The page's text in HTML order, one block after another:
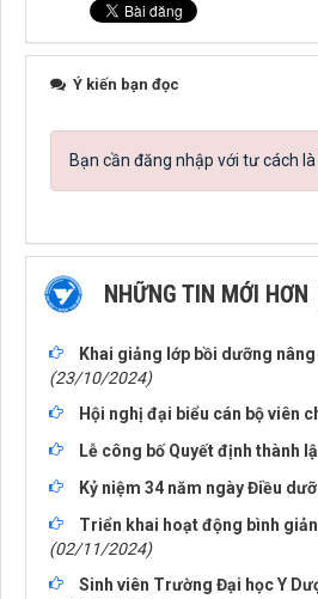
Ý kiến bạn đọc
Bạn cần đăng nhập với tư cách là
NHỮNG TIN MỚI HƠN
Khai giảng lớp bồi dưỡng
(23/10/2024)
Hội nghị đại biểu cán bộ viên
Lễ công bố Quyết định thành
Kỷ niệm 34 năm ngày Điều
Triển khai hoạt động bình
(02/11/2024)
Sinh viên Trường Đại học Y